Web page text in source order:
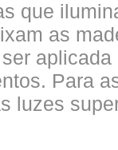
que
as
Para
luzes